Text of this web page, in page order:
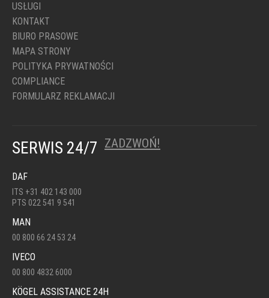
USŁUGI
KONTAKT
BIURO PRASOWE
MAPA STRONY
POLITYKA PRYWATNOŚCI
COMPLIANCE
FORMULARZ REKLAMACJI
SERWIS 24/7 ZADZWOŃ!
DAF
ITS +31 402 143 000
PTS 022 541 9 541
MAN
00 800 66 24 53 24
IVECO
00 800 4832 6000
KÖGEL ASSISTANCE 24H